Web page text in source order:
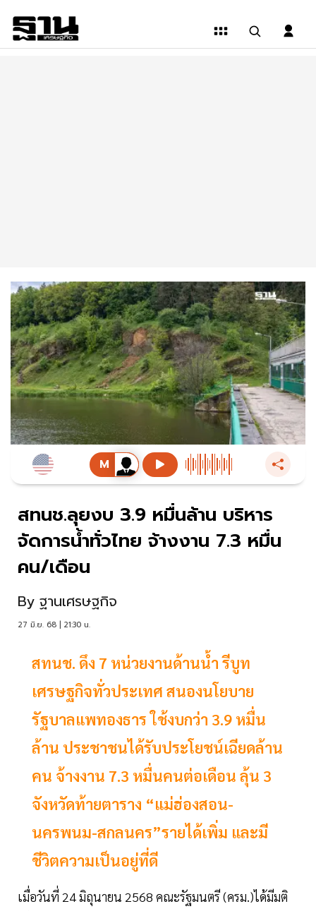
สทนช.ลุยงบ 3.9 หมื่นล้าน บริหาร
จัดการน้ำทั่วไทย จ้างงาน 7.3 หมื่น
คน/เดือน
By ฐานเศรษฐกิจ
27 มิ.ย. 68 | 21:30 น.
สทนช. ดึง 7 หน่วยงานด้านนํ้า รีบูท
เศรษฐกิจทั่วประเทศ สนองนโยบาย
รัฐบาลแพทองธาร ใช้งบกว่า 3.9 หมื่น
ล้าน ประชาชนได้รับประโยชน์เฉียดล้าน
คน จ้างงาน 7.3 หมื่นคนต่อเดือน ลุ้น 3
จังหวัดท้ายตาราง “แม่ฮ่องสอน-
นครพนม-สกลนคร”รายได้เพิ่ม และมี
ชีวิตความเป็นอยู่ที่ดี
เมื่อวันที่ 24 มิถุนายน 2568 คณะรัฐมนตรี (ครม.)ได้มีมติ